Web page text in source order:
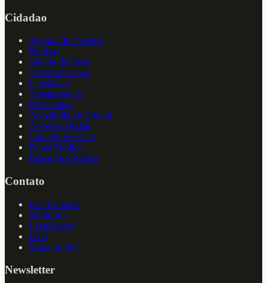
Cidadao
Agenda de Eventos
Noticias
Galeria de Fotos
Turismo e Lazer
Legislacao
Transparencia
Privacidade
Acessibilidade Digital
Governo Digital
Carta de Servicos
Painel Publico
Busca de Servicos
Contato
Fale Conosco
Ouvidoria
Localizacao
FAQ
Mapa do Site
Newsletter